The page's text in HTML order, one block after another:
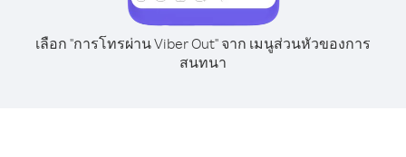
เลือก "การโทรผ่าน Viber Out" จาก เมนูส่วนหัวของการ
สนทนา